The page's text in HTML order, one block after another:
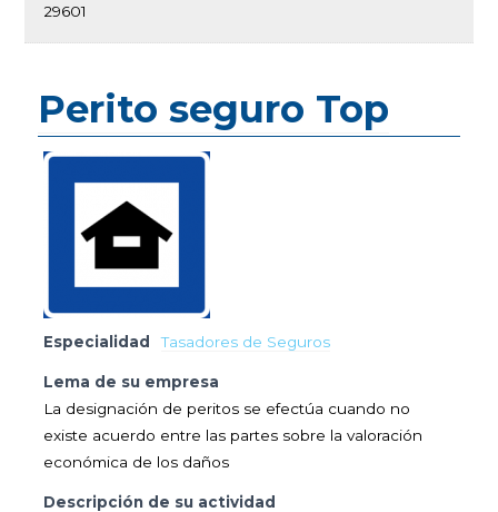
29601
Perito seguro Top
Especialidad Tasadores de Seguros
Lema de su empresa
La designación de peritos se efectúa cuando no
existe acuerdo entre las partes sobre la valoración
económica de los daños
Descripción de su actividad